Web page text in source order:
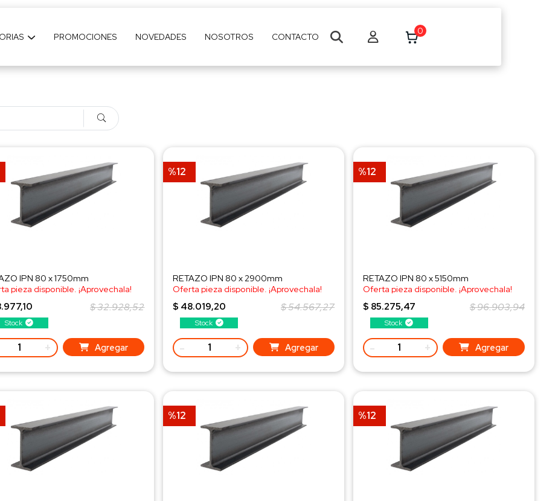
PROMOCIONES NOVEDADES NOSOTROS CONTACTO
0
Stock
IPN 80 x 1750mm
pieza disponible. ¡Aprovechala!
al WhatsApp!
$ 32.928,52
+ Agregar
%12
Stock
RETAZO IPN 80 x 2900mm
Oferta pieza disponible. ¡Aprovechala!
¡Consulta al WhatsApp!
$ 48.019,20 $ 54.567,27
- + Agregar
%12
Stock
RETAZO IPN 80 x 5150mm
Oferta pieza disponible. ¡Aprovechala!
¡Consulta al WhatsApp!
$ 85.275,47 $ 96.903,94
- + Agregar
%12 %12